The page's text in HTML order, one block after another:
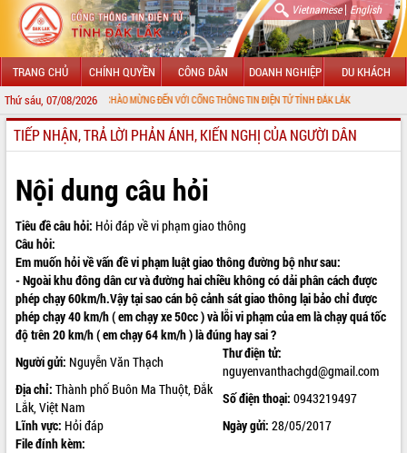
Vietnamese| English
TRANG CHỦ CHÍNH QUYỀN CÔNG DÂN DOANH NGHIỆP DU KHÁCH
Thứ sáu, 07/08/2026CHÀO MỪNG ĐẾN VỚI CỔNG THÔNG TIN ĐIỆN TỬ TỈNH ĐẮK LẮK
GIỚI THIỆU
TIN TỨC SỰ KIỆN
SỞ, BAN, NGÀNH
UBND CÁC XÃ, PHƯỜNG
THÔNG TIN CHỈ ĐẠO ĐIỀU HÀNH
HỆ THỐNG VĂN BẢN
VĂN BẢN HĐND TỈNH
ĐIỂM TIN VĂN BẢN
TIẾP NHẬN, TRẢ LỜI PHẢN ÁNH, KIẾN NGHỊ CỦA NGƯỜI DÂN
Nội dung câu hỏi
Tiêu đề câu hỏi: Hỏi đáp về vi phạm giao thông
Câu hỏi:
Em muốn hỏi về vấn đề vi phạm luật giao thông đường bộ như sau:
- Ngoài khu đông dân cư và đường hai chiều không có dải phân cách được
phép chạy 60km/h.Vậy tại sao cán bộ cảnh sát giao thông lại bảo chỉ được
phép chạy 40 km/h ( em chạy xe 50cc ) và lỗi vi phạm của em là chạy quá tốc
độ trên 20 km/h ( em chạy 64 km/h ) là đúng hay sai ?
Người gửi: Nguyễn Văn Thạch
Thư điện tử:
nguyenvanthachgd@gmail.com
Địa chỉ: Thành phố Buôn Ma Thuột, Đắk
Lắk, Việt Nam
Số điện thoại: 0943219497
Lĩnh vực: Hỏi đáp Ngày gửi: 28/05/2017
File đính kèm: